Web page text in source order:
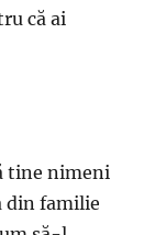
că ai
tine nimeni
din familie